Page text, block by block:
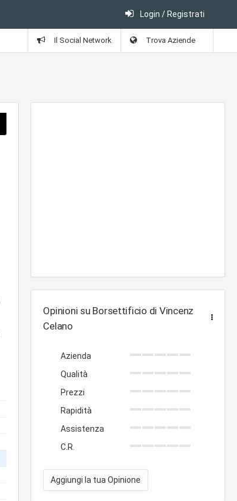
Login / Registrati
Il Social Network Trova Aziende
Opinioni su Borsettificio di Vincenzo
Celano
Azienda
Qualità
Prezzi
Rapidità
Assistenza
C.R.
Aggiungi la tua Opinione